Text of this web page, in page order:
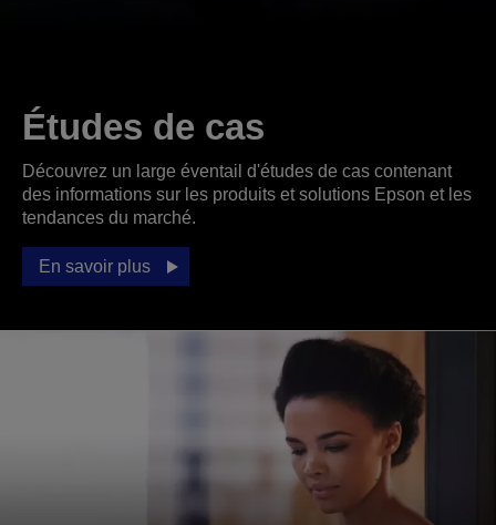
Études de cas
Découvrez un large éventail d'études de cas contenant
des informations sur les produits et solutions Epson et les
tendances du marché.
En savoir plus